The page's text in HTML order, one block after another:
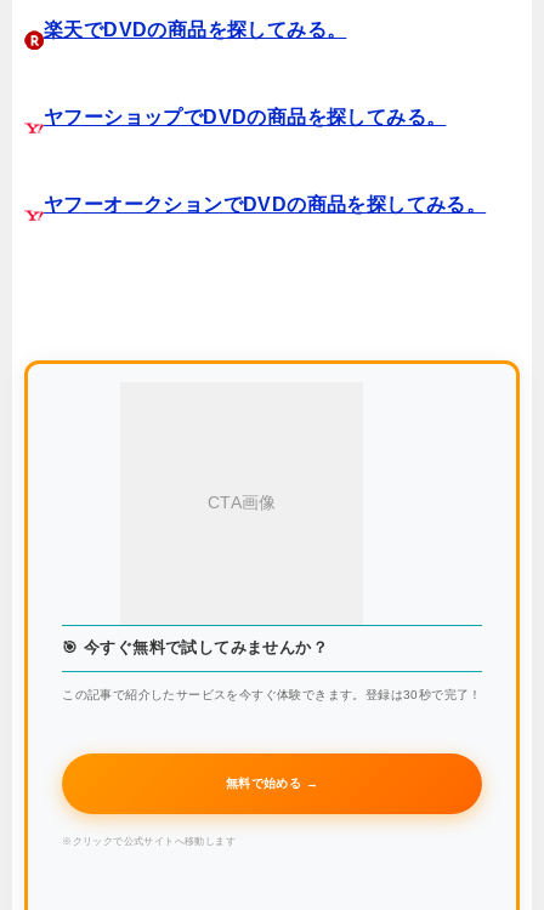
楽天でDVDの商品を探してみる。
ヤフーショップでDVDの商品を探してみる。
ヤフーオークションでDVDの商品を探してみる。
CTA画像
🎯 今すぐ無料で試してみませんか？
この記事で紹介したサービスを今すぐ体験できます。登録は30秒で完了！
無料で始める →
※クリックで公式サイトへ移動します